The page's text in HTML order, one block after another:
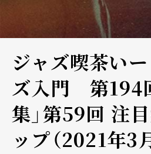
ジャズ喫茶い
ズ入門 第194
集」第59回 注
ップ（2021年3月